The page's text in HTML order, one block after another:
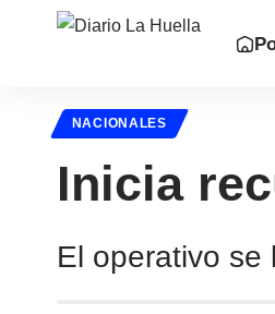
NACIONALES
Inicia
El operativo se